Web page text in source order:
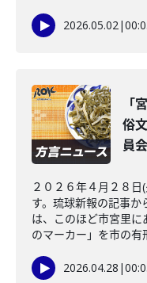
2026.05.02|
「
俗
員会
２０２６年４月２８
す。琉球新報の記事
は、このほど市宮里
のマーカー」を市の有
2026.04.28 |